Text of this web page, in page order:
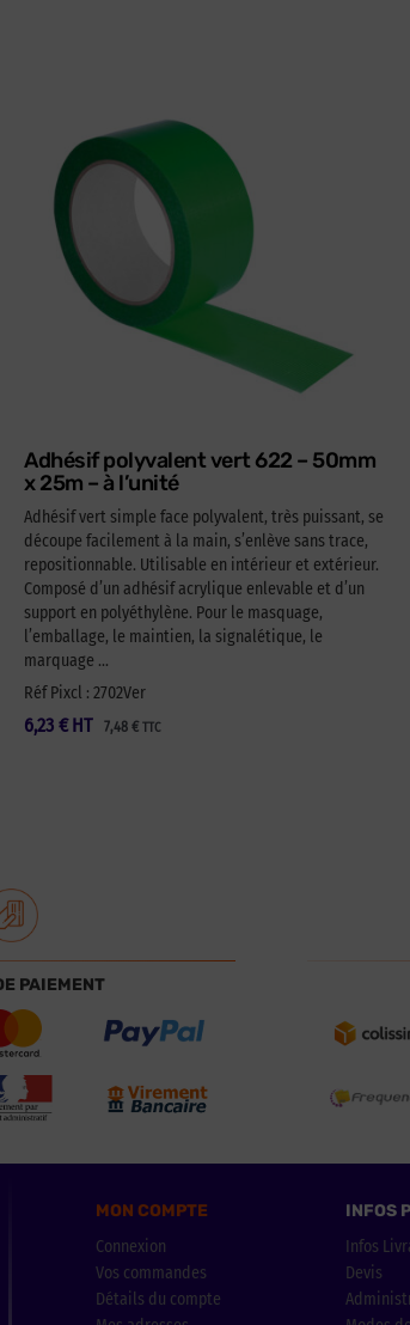
Adhésif polyvalent vert 622 – 50mm
x 25m – à l’unité
Adhésif vert simple face polyvalent, très puissant, se
découpe facilement à la main, s’enlève sans trace,
repositionnable. Utilisable en intérieur et extérieur.
Composé d’un adhésif acrylique enlevable et d’un
support en polyéthylène. Pour le masquage,
l’emballage, le maintien, la signalétique, le
marquage …
Réf Pixcl : 2702Ver
6,23 € 7,48 € TTC
HT
PAIEMENT
MON COMPTE
Connexion
Vos commandes
Détails du compte
INFOS
Infos
Devis